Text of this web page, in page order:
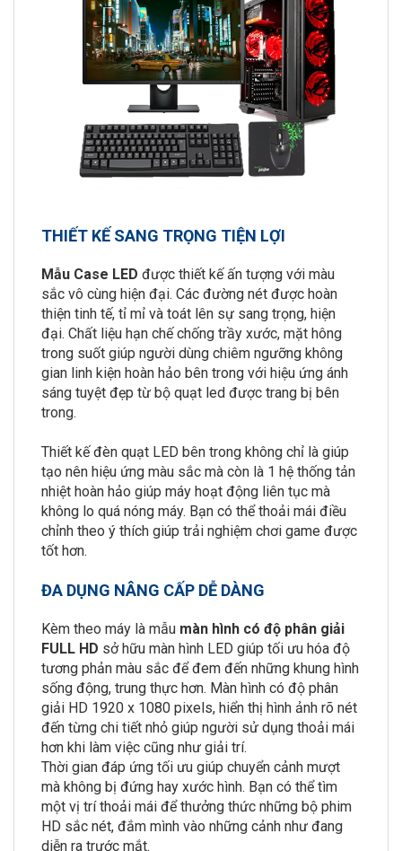
THIẾT KẾ SANG TRỌNG TIỆN LỢI
Mẫu Case LED được thiết kế ấn tượng với màu
sắc vô cùng hiện đại. Các đường nét được hoàn
thiện tinh tế, tỉ mỉ và toát lên sự sang trọng, hiện
đại. Chất liệu hạn chế chống trầy xước, mặt hông
trong suốt giúp người dùng chiêm ngưỡng không
gian linh kiện hoàn hảo bên trong với hiệu ứng ánh
sáng tuyệt đẹp từ bộ quạt led được trang bị bên
trong.
Thiết kế đèn quạt LED bên trong không chỉ là giúp
tạo nên hiệu ứng màu sắc mà còn là 1 hệ thống tản
nhiệt hoàn hảo giúp máy hoạt động liên tục mà
không lo quá nóng máy. Bạn có thể thoải mái điều
chỉnh theo ý thích giúp trải nghiệm chơi game được
tốt hơn.
ĐA DỤNG NÂNG CẤP DỄ DÀNG
Kèm theo máy là mẫu màn hình có độ phân giải
FULL HD sở hữu màn hình LED giúp tối ưu hóa độ
tương phản màu sắc để đem đến những khung hình
sống động, trung thực hơn. Màn hình có độ phân
giải HD 1920 x 1080 pixels, hiển thị hình ảnh rõ nét
đến từng chi tiết nhỏ giúp người sử dụng thoải mái
hơn khi làm việc cũng như giải trí.
Thời gian đáp ứng tối ưu giúp chuyển cảnh mượt
mà không bị đứng hay xước hình. Bạn có thể tìm
một vị trí thoải mái để thưởng thức những bộ phim
HD sắc nét, đắm mình vào những cảnh như đang
diễn ra trước mắt.